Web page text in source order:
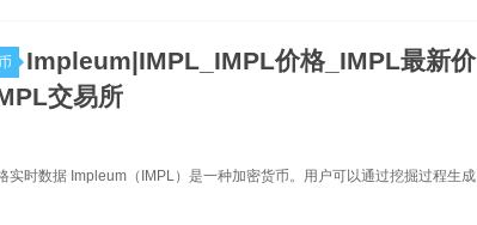
Impleum|IMPL_IMPL价格_IMPL最新价
交易所
实时数据 Impleum（IMPL）是一种加密货币。用户可以通过挖掘过程生成